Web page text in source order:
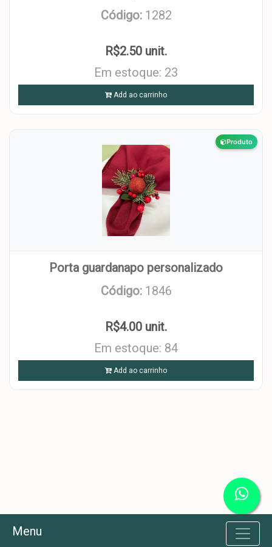
Menu
Código: 1282
R$2.50 unit.
Em estoque: 23
Add ao carrinho
Produto
Porta guardanapo personalizado
Código: 1846
R$4.00 unit.
Em estoque: 84
Add ao carrinho